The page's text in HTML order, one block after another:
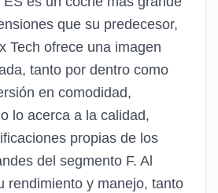
que su predecesor,
Tech ofrece una imagen
tanto por dentro como
en comodidad,
lo acerca a la calidad,
propias de los
del segmento F. Al
rendimiento y manejo, tanto